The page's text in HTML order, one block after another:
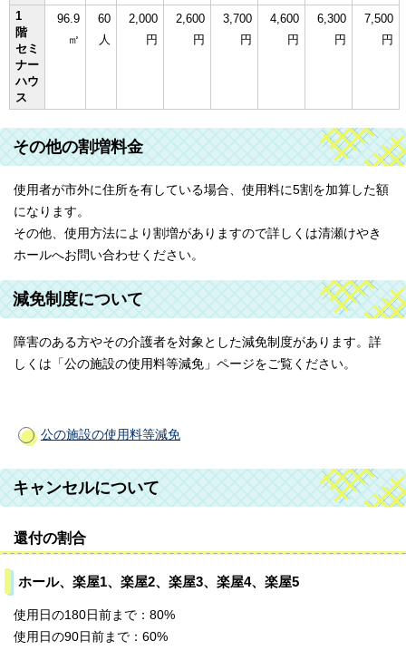
1
階
セミ
ナー
ハウ
ス
96.9
㎡
60
人
2,000
円
2,600
円
3,700
円
4,600
円
6,300
円
7,500
円
その他の割増料金
使用者が市外に住所を有している場合、使用料に5割を加算した額
になります。
その他、使用方法により割増がありますので詳しくは清瀬けやき
ホールへお問い合わせください。
減免制度について
障害のある方やその介護者を対象とした減免制度があります。詳
しくは「公の施設の使用料等減免」ページをご覧ください。
公の施設の使用料等減免
キャンセルについて
還付の割合
ホール、楽屋1、楽屋2、楽屋3、楽屋4、楽屋5
使用日の180日前まで：80%
使用日の90日前まで：60%